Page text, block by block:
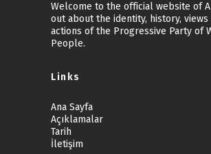
Welcome to the official website of
out about the identity, history, views
actions of the Progressive Party of
People.
Links
Ana Sayfa
Açıklamalar
Tarih
İletişim